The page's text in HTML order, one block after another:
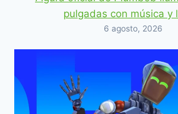
pulgadas con música y
6 agosto, 2026